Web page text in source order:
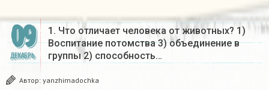
09
ДЕКАБРЬ
1. Что отличает человека от животных? 1)
Воспитание потомства 3) объединение в
группы 2) способность…
Автор: yanzhimadochka